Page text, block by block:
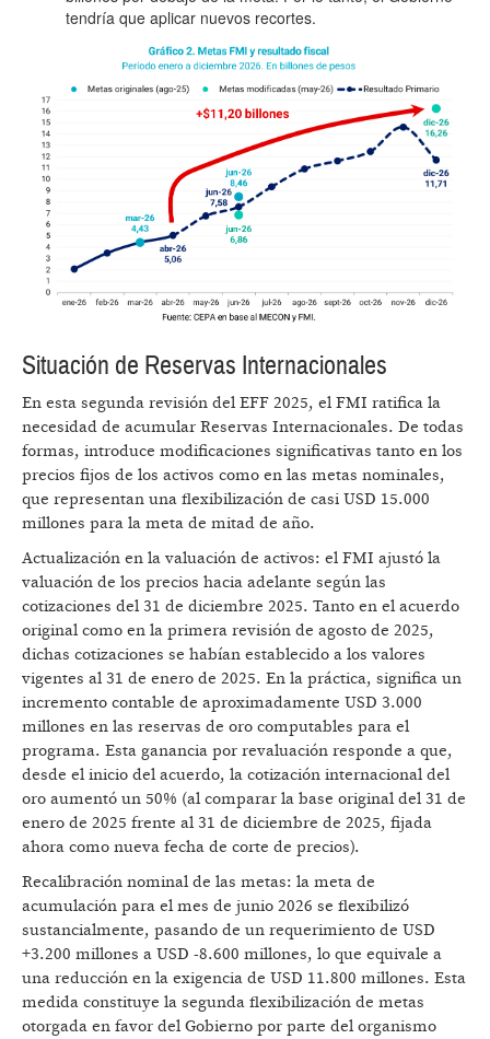
tendría que aplicar nuevos recortes.
Situación de Reservas Internacionales
En esta segunda revisión del EFF 2025, el FMI ratifica la
necesidad de acumular Reservas Internacionales. De todas
formas, introduce modificaciones significativas tanto en los
precios fijos de los activos como en las metas nominales,
que representan una flexibilización de casi USD 15.000
millones para la meta de mitad de año.
Actualización en la valuación de activos: el FMI ajustó la
valuación de los precios hacia adelante según las
cotizaciones del 31 de diciembre 2025. Tanto en el acuerdo
original como en la primera revisión de agosto de 2025,
dichas cotizaciones se habían establecido a los valores
vigentes al 31 de enero de 2025. En la práctica, significa un
incremento contable de aproximadamente USD 3.000
millones en las reservas de oro computables para el
programa. Esta ganancia por revaluación responde a que,
desde el inicio del acuerdo, la cotización internacional del
oro aumentó un 50% (al comparar la base original del 31 de
enero de 2025 frente al 31 de diciembre de 2025, fijada
ahora como nueva fecha de corte de precios).
Recalibración nominal de las metas: la meta de
acumulación para el mes de junio 2026 se flexibilizó
sustancialmente, pasando de un requerimiento de USD
+3.200 millones a USD -8.600 millones, lo que equivale a
una reducción en la exigencia de USD 11.800 millones. Esta
medida constituye la segunda flexibilización de metas
otorgada en favor del Gobierno por parte del organismo